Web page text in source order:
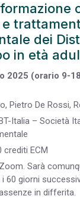
dei
in età
2025 (orario 9-
Pietro De Rossi,
Italia – Società
ECM
Sarà
60 giorni
in differita.